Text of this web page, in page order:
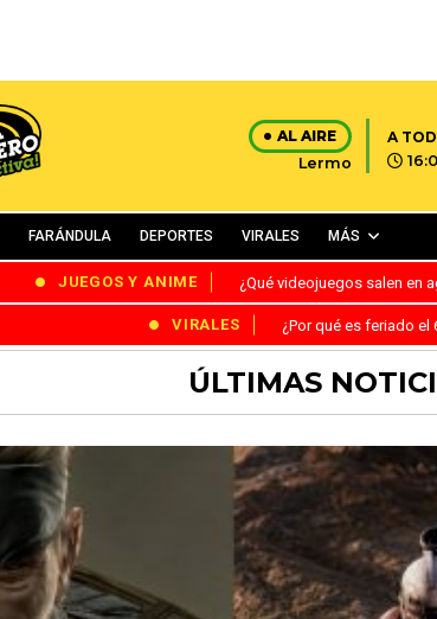
AL AIRE
Lermo
A
FARÁNDULA DEPORTES VIRALES MÁS
JUEGOS Y ANIME ¿Qué videojuegos salen en
VIRALES ¿Por qué es feriado el
ÚLTIMAS